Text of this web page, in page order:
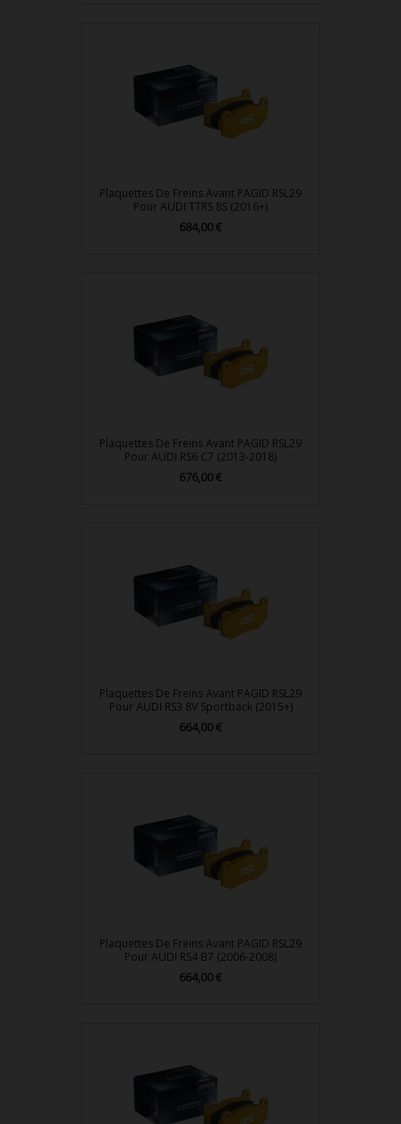
Plaquettes De Freins Avant PAGID RSL29
Pour AUDI TTRS 8S (2016+)
Prix
684,00 €
Plaquettes De Freins Avant PAGID RSL29
Pour AUDI RS6 C7 (2013-2018)
Prix
676,00 €
Plaquettes De Freins Avant PAGID RSL29
Pour AUDI RS3 8V Sportback (2015+)
Prix
664,00 €
Plaquettes De Freins Avant PAGID RSL29
Pour AUDI RS4 B7 (2006-2008)
Prix
664,00 €